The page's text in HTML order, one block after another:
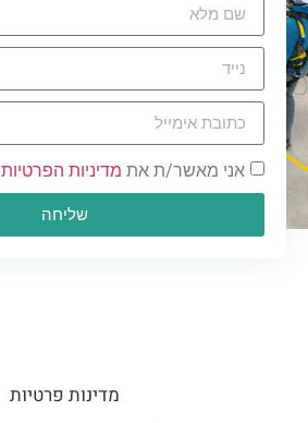
אני מאשר/ת את מדיניות הפרטיות
שליחה
מדינות פרטיות